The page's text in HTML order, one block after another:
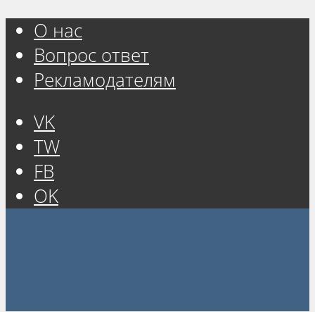
О нас
Вопрос ответ
Рекламодателям
VK
TW
FB
OK